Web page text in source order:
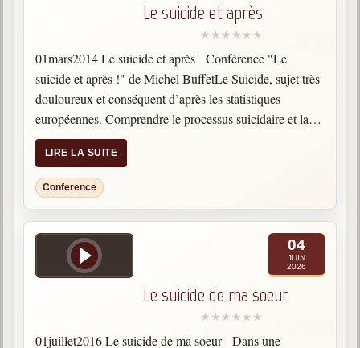
Le suicide et après
01mars2014 Le suicide et après Conférence "Le
suicide et après !" de Michel BuffetLe Suicide, sujet très
douloureux et conséquent d’après les statistiques
européennes. Comprendre le processus suicidaire et la
Vision spirite, au-delà de la mort physique. Categories:
Conférence
LIRE LA SUITE
Conference
04
JUIN
2026
Le suicide de ma soeur
01juillet2016 Le suicide de ma soeur Dans une